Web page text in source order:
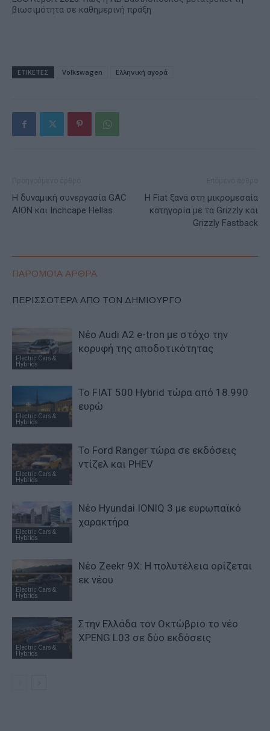
βιωσιμότητα σε καθημερινή πράξη
ΕΤΙΚΕΤΕΣ Volkswagen Ελληνική αγορά
Η δυναμική συνεργασία GAC
AION και Inchcape Hellas
Η Fiat ξανά στη μικρομεσαία
κατηγορία με τα Grizzly και
Grizzly Fastback
ΠΑΡΟΜΟΙΑ ΑΡΘΡΑ
ΠΕΡΙΣΣΟΤΕΡΑ ΑΠΟ ΤΟΝ ΔΗΜΙΟΥΡΓΟ
Electric Cars &
Hybrids
Νέο Audi A2 e-tron με στόχο την
κορυφή της αποδοτικότητας
Electric Cars &
Hybrids
Το FIAT 500 Hybrid τώρα από 18.990
ευρώ
Electric Cars &
Hybrids
Το Ford Ranger τώρα σε εκδόσεις
ντίζελ και PHEV
Electric Cars &
Hybrids
Νέο Hyundai IONIQ 3 με ευρωπαϊκό
χαρακτήρα
Electric Cars &
Hybrids
Νέο Zeekr 9X: Η πολυτέλεια ορίζεται
εκ νέου
Electric Cars &
Hybrids
Στην Ελλάδα τον Οκτώβριο το νέο
XPENG L03 σε δύο εκδόσεις